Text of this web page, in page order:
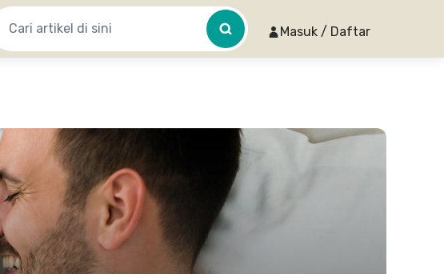
Masuk / Daftar